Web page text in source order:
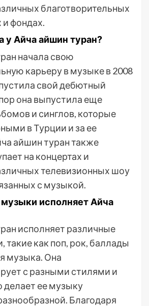
благотворительных
фондах.
у Айча айшин туран?
начала свою
карьеру в музыке в 2008
свой дебютный
она выпустила еще
и синглов, которые
в Турции и за ее
айшин туран также
на концертах и
телевизионных шоу
с музыкой.
исполняет Айча
исполняет различные
как поп, рок, баллады
музыка. Она
с разными стилями и
делает ее музыку
Благодаря